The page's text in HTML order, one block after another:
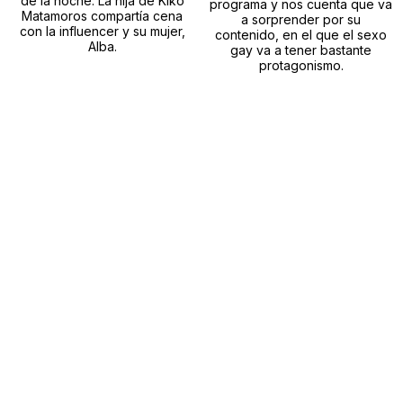
Matamoros compartía cena
con la influencer y su mujer,
Alba.
programa y nos cuenta que va
a sorprender por su
contenido, en el que el sexo
gay va a tener bastante
protagonismo.